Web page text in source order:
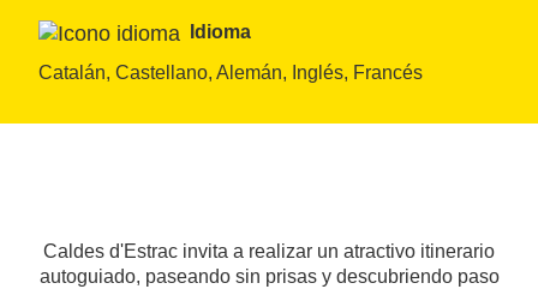
Idioma
Catalán, Castellano, Alemán, Inglés, Francés
Caldes d'Estrac invita a realizar un atractivo itinerario
autoguiado, paseando sin prisas y descubriendo paso